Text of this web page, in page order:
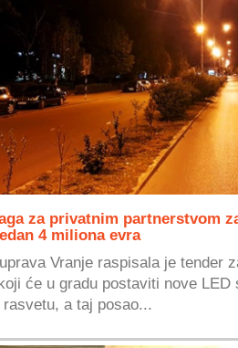
za privatnim partnerstvom
4 miliona evra
Vranje raspisala je tender
će u gradu postaviti nove LED
a taj posao...